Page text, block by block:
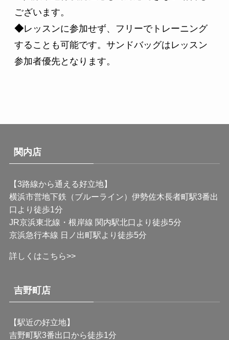
ございます。
◆レッスンに参加せず、フリーでトレーニング
することも可能です。サンドバッグはレッスン
参加者優先となります。
関内店
【3路線から通える好立地】
横浜市営地下鉄（ブルーライン）伊勢佐木長者町駅3番出
口より徒歩1分
JR京浜東北線・根岸線 関内駅北口より徒歩5分
京浜急行本線 日ノ出町駅より徒歩5分
詳しくはこちら>>
吉野町店
【駅近の好立地】
吉野町駅3番出口から徒歩1分